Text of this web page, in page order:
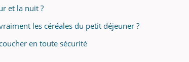
et la nuit ?
les céréales du petit déjeuner ?
en toute sécurité